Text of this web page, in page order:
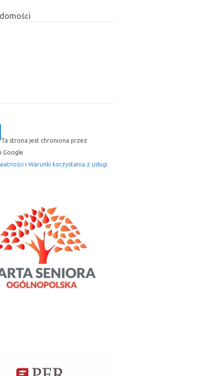
Ta strona jest chroniona przez
Google
i Warunki korzystania z usługi